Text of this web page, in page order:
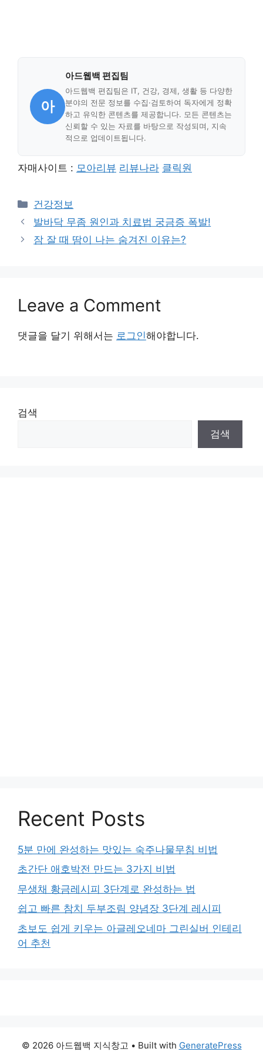
아
아드웹백 편집팀
아드웹백 편집팀은 IT, 건강, 경제, 생활 등 다양한
분야의 전문 정보를 수집·검토하여 독자에게 정확
하고 유익한 콘텐츠를 제공합니다. 모든 콘텐츠는
신뢰할 수 있는 자료를 바탕으로 작성되며, 지속
적으로 업데이트됩니다.
자매사이트 : 모아리뷰 리뷰나라 클릭원
Categories
건강정보
발바닥 무좀 원인과 치료법 궁금증 폭발!
잠 잘 때 땀이 나는 숨겨진 이유는?
Leave a Comment
댓글을 달기 위해서는 로그인해야합니다.
검색
검색
Recent Posts
5분 만에 완성하는 맛있는 숙주나물무침 비법
초간단 애호박전 만드는 3가지 비법
무생채 황금레시피 3단계로 완성하는 법
쉽고 빠른 참치 두부조림 양념장 3단계 레시피
초보도 쉽게 키우는 아글레오네마 그린실버 인테리
어 추천
© 2026 아드웹백 지식창고 • Built with GeneratePress